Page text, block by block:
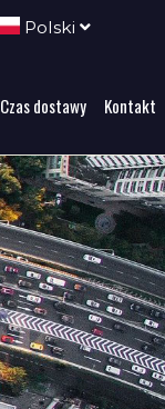
Polski
Czas dostawy Kontakt